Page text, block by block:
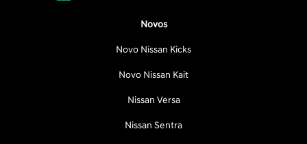
Novos
Novo Nissan Kicks
Novo Nissan Kait
Nissan Versa
Nissan Sentra